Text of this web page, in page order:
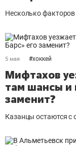
Несколько
5 мая #хоккей
Мифтахов
там шансы и
заменит?
Казанцы остаются